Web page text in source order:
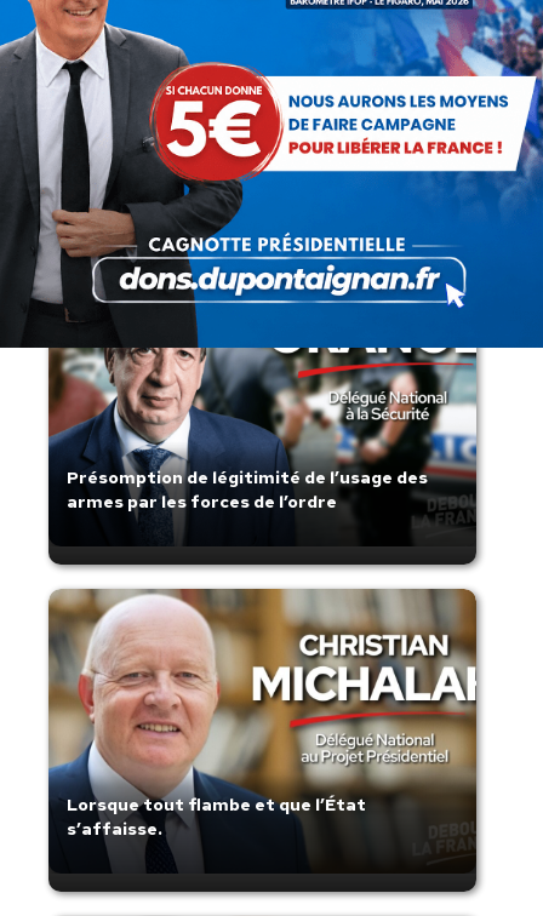
Rechercher
Recherche
:
Articles récents
Présomption de légitimité de l’usage des
armes par les forces de l’ordre
Lorsque tout flambe et que l’État
s’affaisse.